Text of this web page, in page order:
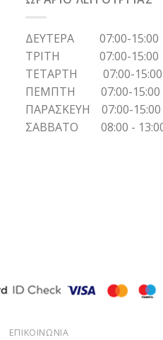
ΔΕΥΤΕΡΑ 07:00-15:00
ΤΡΙΤΗ 07:00-15:00
ΤΕΤΑΡΤΗ 07:00-15:00
ΠΕΜΠΤΗ 07:00-15:00
ΠΑΡΑΣΚΕΥΗ 07:00-15:00
ΣΑΒΒΑΤΟ 08:00 -
ΕΠΙΚΟΙΝΩΝΙΑ